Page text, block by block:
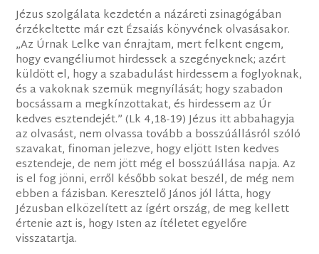
Jézus szolgálata kezdetén a názáreti zsinagógában
érzékeltette már ezt Ézsaiás könyvének olvasásakor.
„Az Úrnak Lelke van énrajtam, mert felkent engem,
hogy evangéliumot hirdessek a szegényeknek; azért
küldött el, hogy a szabadulást hirdessem a foglyoknak,
és a vakoknak szemük megnyílását; hogy szabadon
bocsássam a megkínzottakat, és hirdessem az Úr
kedves esztendejét.” (Lk 4,18-19) Jézus itt abbahagyja
az olvasást, nem olvassa tovább a bosszúállásról szóló
szavakat, finoman jelezve, hogy eljött Isten kedves
esztendeje, de nem jött még el bosszúállása napja. Az
is el fog jönni, erről később sokat beszél, de még nem
ebben a fázisban. Keresztelő János jól látta, hogy
Jézusban elközelített az ígért ország, de meg kellett
értenie azt is, hogy Isten az ítéletet egyelőre
visszatartja.